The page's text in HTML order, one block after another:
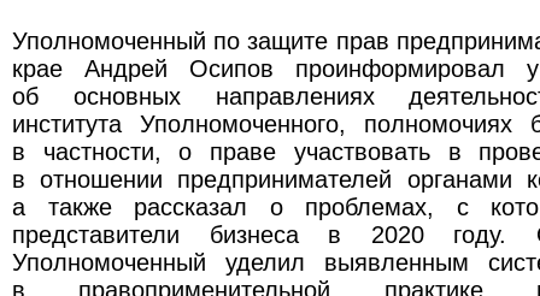
Уполномоченный по защите прав
крае Андрей Осипов проинформировал
об основных направлениях
института Уполномоченного, полномочиях
в частности, о праве участвовать в
в отношении предпринимателей органами
а также рассказал о проблемах, с
представители бизнеса в 2020 году.
Уполномоченный уделил выявленным
в правоприменительной практике